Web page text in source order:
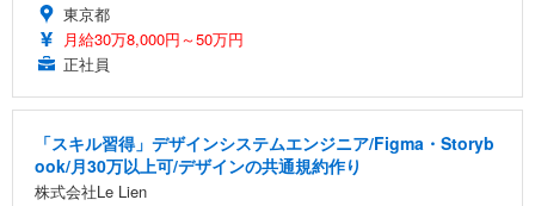
東京都
月給30万8,000円～50万円
正社員
「スキル習得」デザインシステムエンジニア/Figma・Storyb
ook/月30万以上可/デザインの共通規約作り
株式会社Le Lien